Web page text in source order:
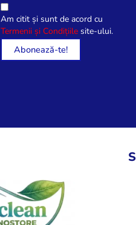
Am citit și sunt de acord cu
Termenii și Condițiile site-ului.